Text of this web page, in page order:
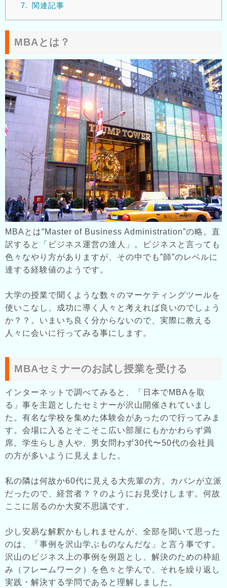
7.
関連記事
MBAとは？
MBAとは”Master of Business Administration”の略。直
訳すると「ビジネス運営の達人」。ビジネスと言っても
色々なやり方がありますが、その中でも”師”のレベルに
達する経験値のようです。
大学の授業で聞くような数々のマーケティングツールを
使いこなし、成功に導く人々と考えれば良いのでしょう
か？？。いまいち良く分からないので、実際に教える
人々に会いに行ってみる事にします。
MBAセミナーのお試し授業を受ける
インターネットで調べてみると、「日本でMBAを取
る」事を主題としたセミナーが沢山開催されていまし
た。有名な学校を集めた体験会があったので行ってみま
す。会場に入るとそこそこ広い部屋にもかかわらず満
席。学生らしき人や、男女問わず30代〜50代の会社員
の方が多いように見えました。
私の隣は何故か60代に見える大先輩の方。カバンが立派
だったので、経営者？？のようにお見受けします。何故
ここに居るのか大変不思議です。
少し安易な解釈かもしれませんが、全部を聞いて思った
のは、「事例を沢山学ぶものなんだな」と言う事です。
沢山のビジネス上の事例を例題とし、解決のための枠組
み（フレームワーク）を色々と学んで、それを繰り返し
実践・解決する学問であると理解しました。